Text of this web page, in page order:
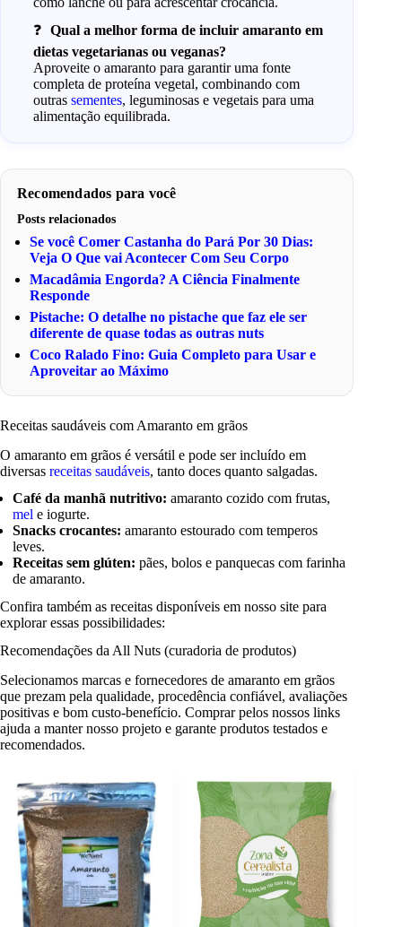
Qual a melhor forma de incluir amaranto em
dietas vegetarianas ou veganas?
Aproveite o amaranto para garantir uma fonte
completa de proteína vegetal, combinando com
outrassementes, leguminosas e vegetais para uma
alimentação equilibrada.
Recomendados para você
Posts relacionados
Se você Comer Castanha do Pará Por 30 Dias:
Veja O Que vai Acontecer Com Seu Corpo
Macadâmia Engorda? A Ciência Finalmente
Responde
Pistache: O detalhe no pistache que faz ele ser
diferente de quase todas as outras nuts
Coco Ralado Fino: Guia Completo para Usar e
Aproveitar ao Máximo
Receitas saudáveis com Amaranto em grãos
O amaranto em grãos é versátil e pode ser incluído em
diversas receitas saudáveis, tanto doces quanto salgadas.
Café da manhã nutritivo: amaranto cozido com frutas,
mel e iogurte.
Snacks crocantes: amaranto estourado com temperos
leves.
Receitas sem glúten: pães, bolos e panquecas com farinha
de amaranto.
Confira também as receitas disponíveis em nosso site para
explorar essas possibilidades:
Recomendações da All Nuts (curadoria de produtos)
Selecionamos marcas e fornecedores de amaranto em grãos
que prezam pela qualidade, procedência confiável, avaliações
positivas e bom custo-benefício. Comprar pelos nossos links
ajuda a manter nosso projeto e garante produtos testados e
recomendados.